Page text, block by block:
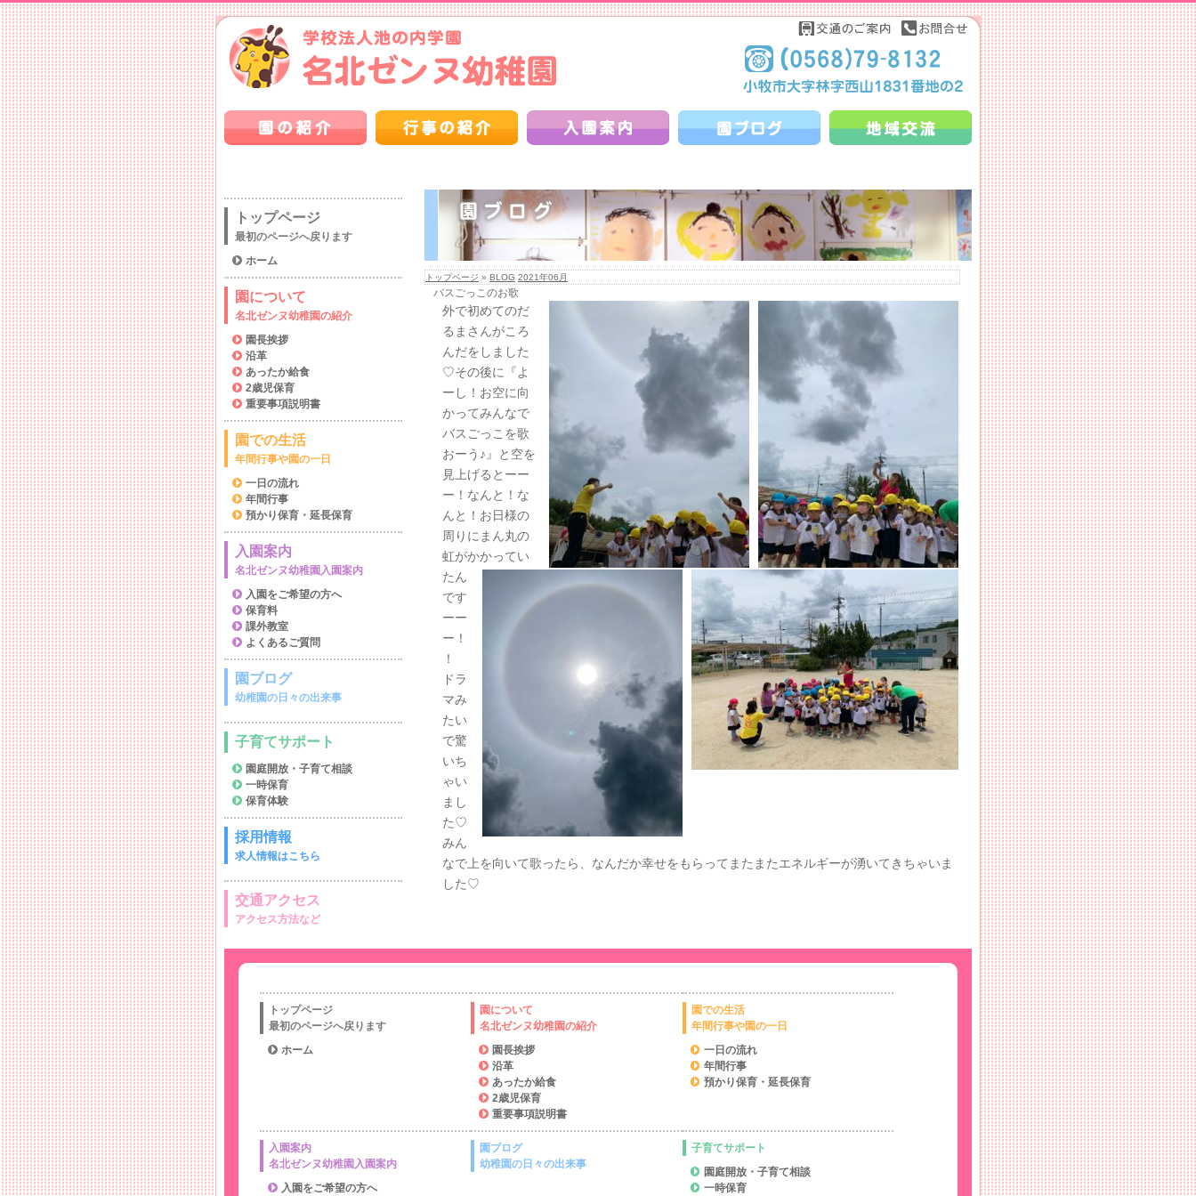
トップページ » BLOG 2021年06月
バスごっこのお歌
外で初めてのだ
るまさんがころ
んだをしました
♡その後に『よ
ーし！お空に向
かってみんなで
バスごっこを歌
おーう♪』と空を
見上げるとーー
ー！なんと！な
んと！お日様の
周りにまん丸の
虹がかかってい
たん
です
ーー
ー！
！
ドラ
マみ
たい
で驚
いち
ゃい
まし
た♡
みん
なで上を向いて歌ったら、なんだか幸せをもらってまたまたエネルギーが湧いてきちゃいま
した♡
トップページ
最初のページへ戻ります
ホーム
園について
名北ゼンヌ幼稚園の紹介
園長挨拶
沿革
あったか給食
2歳児保育
重要事項説明書
園での生活
年間行事や園の一日
一日の流れ
年間行事
預かり保育・延長保育
入園案内
名北ゼンヌ幼稚園入園案内
入園をご希望の方へ
保育料
課外教室
よくあるご質問
園ブログ
幼稚園の日々の出来事
子育てサポート
園庭開放・子育て相談
一時保育
保育体験
採用情報
求人情報はこちら
交通アクセス
アクセス方法など
トップページ
最初のページへ戻ります
ホーム
園について
名北ゼンヌ幼稚園の紹介
園長挨拶
沿革
あったか給食
2歳児保育
重要事項説明書
園での生活
年間行事や園の一日
一日の流れ
年間行事
預かり保育・延長保育
入園案内
名北ゼンヌ幼稚園入園案内
入園をご希望の方へ
園ブログ
幼稚園の日々の出来事
子育てサポート
園庭開放・子育て相談
一時保育